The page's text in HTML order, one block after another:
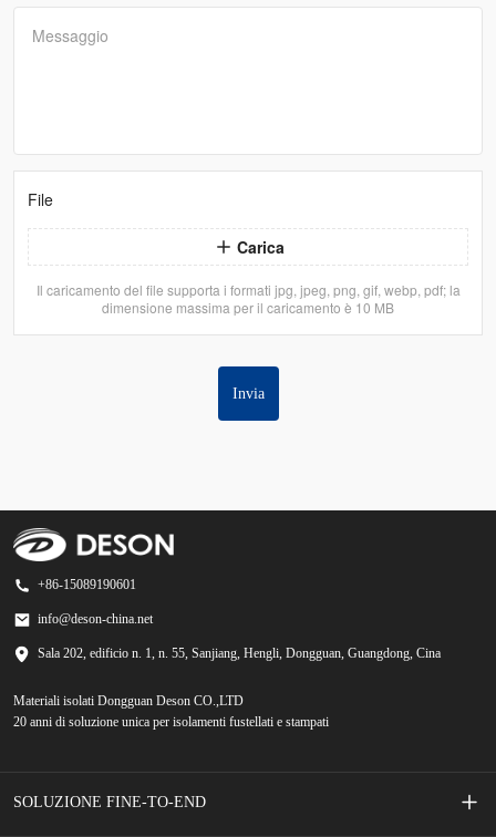
Messaggio
File
Carica
Il caricamento del file supporta i formati jpg, jpeg, png, gif, webp, pdf; la
dimensione massima per il caricamento è 10 MB
Invia
+86-15089190601
info@deson-china.net
Sala 202, edificio n. 1, n. 55, Sanjiang, Hengli, Dongguan, Guangdong, Cina
Materiali isolati Dongguan Deson CO.,LTD
20 anni di soluzione unica per isolamenti fustellati e stampati
SOLUZIONE FINE-TO-END